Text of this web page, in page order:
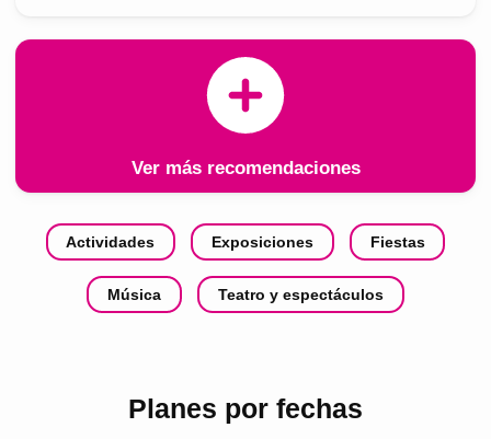
Ver más recomendaciones
Actividades Exposiciones Fiestas
Música Teatro y espectáculos
Planes por fechas